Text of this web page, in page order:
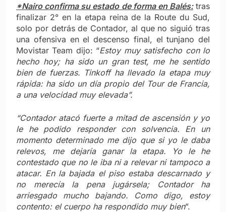
*Nairo confirma su estado de forma en Balés:tras
finalizar 2° en la etapa reina de la Route du Sud,
solo por detrás de Contador, al que no siguió tras
una ofensiva en el descenso final, el tunjano del
Movistar Team dijo: “Estoy muy satisfecho con lo
hecho hoy; ha sido un gran test, me he sentido
bien de fuerzas. Tinkoff ha llevado la etapa muy
rápida: ha sido un día propio del Tour de Francia,
a una velocidad muy elevada”.
“Contador atacó fuerte a mitad de ascensión y yo
le he podido responder con solvencia. En un
momento determinado me dijo que si yo le daba
relevos, me dejaría ganar la etapa. Yo le he
contestado que no le iba ni a relevar ni tampoco a
atacar. En la bajada el piso estaba descarnado y
no merecía la pena jugársela; Contador ha
arriesgado mucho bajando. Como digo, estoy
contento: el cuerpo ha respondido muy bien”.